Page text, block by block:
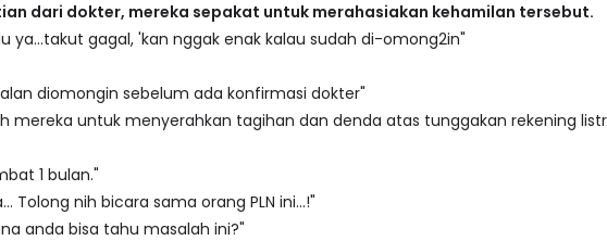
dari dokter, mereka sepakat untuk merahasiakan kehamilan tersebut.
ya...takut gagal, 'kan nggak enak kalau sudah di-omong2in"
diomongin sebelum ada konfirmasi dokter"
mereka untuk menyerahkan tagihan dan denda atas tunggakan rekening
1 bulan."
Tolong nih bicara sama orang PLN ini...!"
anda bisa tahu masalah ini?"